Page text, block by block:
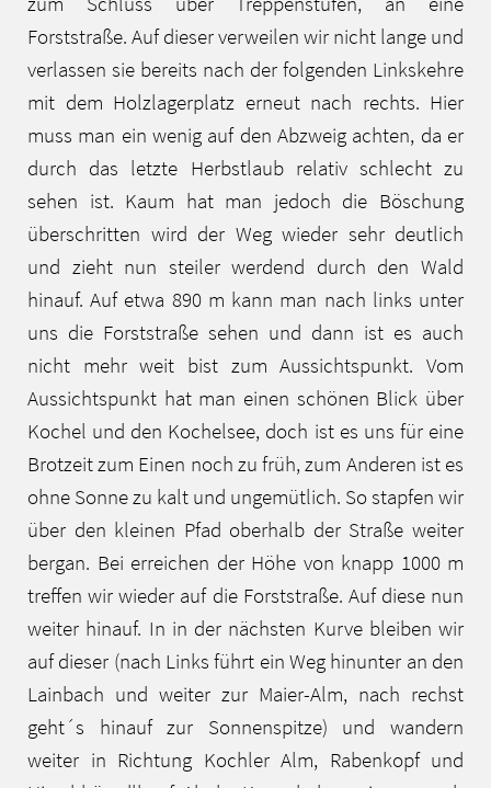
Forststraße. Auf dieser verweilen wir nicht lange und
verlassen sie bereits nach der folgenden Linkskehre
mit dem Holzlagerplatz erneut nach rechts. Hier
muss man ein wenig auf den Abzweig achten, da er
durch das letzte Herbstlaub relativ schlecht zu
sehen ist. Kaum hat man jedoch die Böschung
überschritten wird der Weg wieder sehr deutlich
und zieht nun steiler werdend durch den Wald
hinauf. Auf etwa 890 m kann man nach links unter
uns die Forststraße sehen und dann ist es auch
nicht mehr weit bist zum Aussichtspunkt. Vom
Aussichtspunkt hat man einen schönen Blick über
Kochel und den Kochelsee, doch ist es uns für eine
Brotzeit zum Einen noch zu früh, zum Anderen ist es
ohne Sonne zu kalt und ungemütlich. So stapfen wir
über den kleinen Pfad oberhalb der Straße weiter
bergan. Bei erreichen der Höhe von knapp 1000 m
treffen wir wieder auf die Forststraße. Auf diese nun
weiter hinauf. In in der nächsten Kurve bleiben wir
auf dieser (nach Links führt ein Weg hinunter an den
Lainbach und weiter zur Maier-Alm, nach rechst
geht´s hinauf zur Sonnenspitze) und wandern
weiter in Richtung Kochler Alm, Rabenkopf und